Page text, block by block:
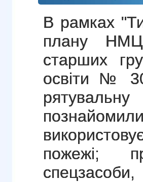
В рамках
плану
старших
освіти №
пожежі;